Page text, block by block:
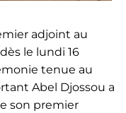
adjoint au
le lundi 16
tenue au
Abel Djossou a
son premier